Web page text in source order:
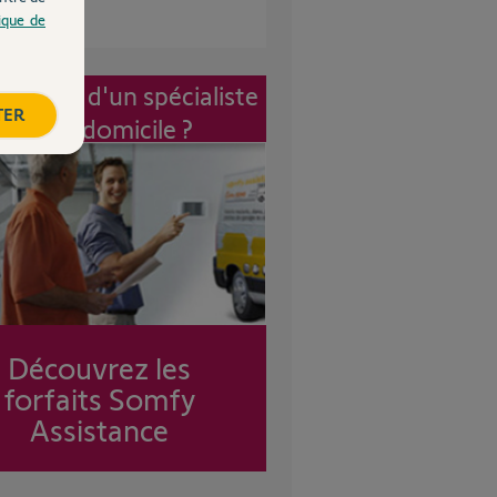
d'un spécialiste
à mon domicile ?
Découvrez les
forfaits Somfy
Assistance
de